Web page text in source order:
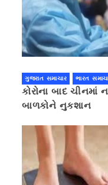
ગુજરાત સમાચાર ભારત
કોરોના બાદ ચીનમાં
બાળકોને નુકશાન